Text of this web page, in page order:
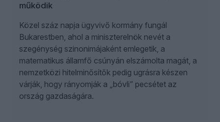
működik
Közel száz napja ügyvivő kormány fungál
Bukarestben, ahol a miniszterelnök nevét a
szegénység szinonimájaként emlegetik, a
matematikus államfő csúnyán elszámolta magát, a
nemzetközi hitelminősítők pedig ugrásra készen
várják, hogy rányomják a „bóvli” pecsétet az
ország gazdaságára.